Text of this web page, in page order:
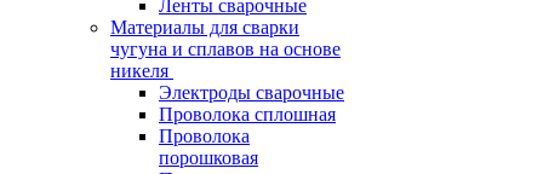
Ленты сварочные
Материалы для сварки
чугуна и сплавов на основе
никеля
Электроды сварочные
Проволока сплошная
Проволока
порошковая